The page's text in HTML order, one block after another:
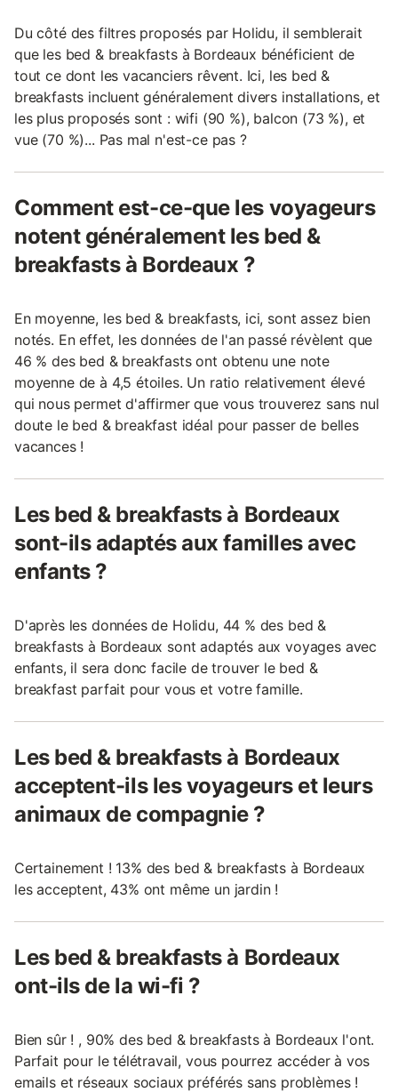
Du côté des filtres proposés par Holidu, il semblerait
que les bed & breakfasts à Bordeaux bénéficient de
tout ce dont les vacanciers rêvent. Ici, les bed &
breakfasts incluent généralement divers installations, et
les plus proposés sont : wifi (90 %), balcon (73 %), et
vue (70 %)... Pas mal n'est-ce pas ?
Comment est-ce-que les voyageurs
notent généralement les bed &
breakfasts à Bordeaux ?
En moyenne, les bed & breakfasts, ici, sont assez bien
notés. En effet, les données de l'an passé révèlent que
46 % des bed & breakfasts ont obtenu une note
moyenne de à 4,5 étoiles. Un ratio relativement élevé
qui nous permet d'affirmer que vous trouverez sans nul
doute le bed & breakfast idéal pour passer de belles
vacances !
Les bed & breakfasts à Bordeaux
sont-ils adaptés aux familles avec
enfants ?
D'après les données de Holidu, 44 % des bed &
breakfasts à Bordeaux sont adaptés aux voyages avec
enfants, il sera donc facile de trouver le bed &
breakfast parfait pour vous et votre famille.
Les bed & breakfasts à Bordeaux
acceptent-ils les voyageurs et leurs
animaux de compagnie ?
Certainement ! 13% des bed & breakfasts à Bordeaux
les acceptent, 43% ont même un jardin !
Les bed & breakfasts à Bordeaux
ont-ils de la wi-fi ?
Bien sûr ! , 90% des bed & breakfasts à Bordeaux l'ont.
Parfait pour le télétravail, vous pourrez accéder à vos
emails et réseaux sociaux préférés sans problèmes !